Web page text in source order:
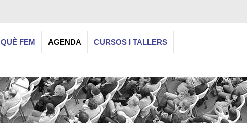
QUÈ FEM AGENDA CURSOS I TALLERS